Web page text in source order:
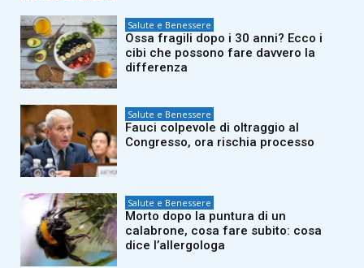
Salute e Benessere
Ossa fragili dopo i 30 anni? Ecco i
cibi che possono fare davvero la
differenza
Salute e Benessere
Fauci colpevole di oltraggio al
Congresso, ora rischia processo
Salute e Benessere
Morto dopo la puntura di un
calabrone, cosa fare subito: cosa
dice l’allergologa